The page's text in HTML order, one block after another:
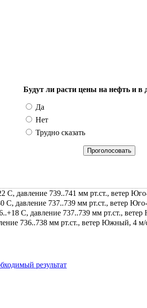
Будут ли расти цены на нефть и в
Да
Нет
Трудно сказать
С, давление 739..741 мм рт.ст., ветер
С, давление 737..739 мм рт.ст., ветер
С, давление 737..739 мм рт.ст.,
736..738 мм рт.ст., ветер Южный, 4 м/
результат